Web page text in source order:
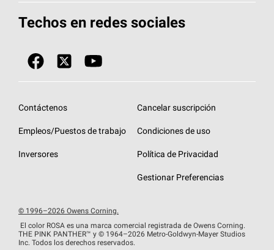
Componentes para techos
Tecnología SureNail®
Garantías de techos
Herramientas de diseño y color
Únase a la red de contratistas de techos
Diseño en el techo
Eventos para contratistas
Llame al 1-800-GET-PINK®
Encuentre una tienda o encuentre un
Financiamiento de techos
Techos en redes sociales
Contáctenos
Empleos/Puestos de trabajo
Inversores
Cancelar suscripción
Condiciones de uso
Política de Privacidad
Gestionar Preferencias
© 1996–2026 Owens Corning.
El color ROSA es una marca comercial registrada de Owens Corning.
THE PINK PANTHER™ y © 1964–2026 Metro-Goldwyn-Mayer Studios
Inc. Todos los derechos reservados.